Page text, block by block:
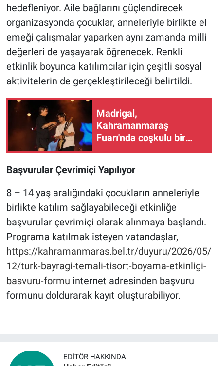
hedefleniyor. Aile bağlarını güçlendirecek
organizasyonda çocuklar, anneleriyle birlikte el
emeği çalışmalar yaparken aynı zamanda milli
değerleri de yaşayarak öğrenecek. Renkli
etkinlik boyunca katılımcılar için çeşitli sosyal
aktivitelerin de gerçekleştirileceği belirtildi.
Madrigal,
Kahramanmaraş
Fuarı'nda coşkulu bir
Başvurular Çevrimiçi Yapılıyor
8 – 14 yaş aralığındaki çocukların anneleriyle
birlikte katılım sağlayabileceği etkinliğe
başvurular çevrimiçi olarak alınmaya başlandı.
Programa katılmak isteyen vatandaşlar,
https://kahramanmaras.bel.tr/duyuru/2026/05/
12/turk-bayragi-temali-tisort-boyama-etkinligi-
basvuru-formu internet adresinden başvuru
formunu doldurarak kayıt oluşturabiliyor.
EDITÖR HAKKINDA